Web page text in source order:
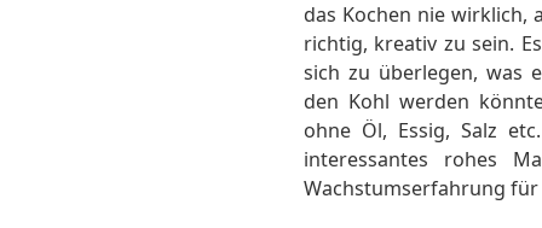
das Kochen nie wirklich,
richtig, kreativ zu sein.
sich zu überlegen, was
den Kohl werden
ohne Öl, Essig, Salz
interessantes rohes
Wachstumserfahrung für